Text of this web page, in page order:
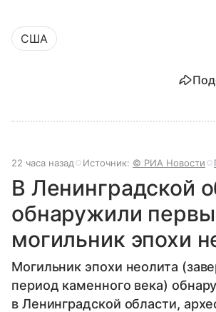
США
22 часа назад Источник: © РИА Новости
В Ленинградской
обнаружили
могильник эпохи
Могильник эпохи неолита
период каменного века)
в Ленинградской области,